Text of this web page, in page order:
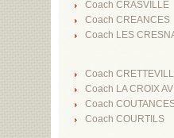
Coach CRASVILLE
Coach CREANCES
Coach LES
Coach
Coach LA CROIX
Coach
Coach COURTILS